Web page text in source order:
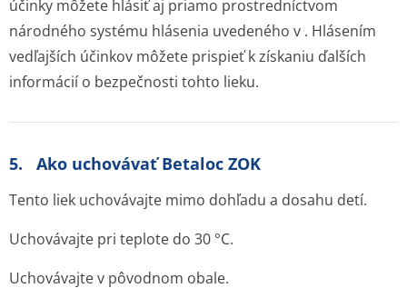
účinky môžete hlásiť aj priamo prostredníctvom
národného systému hlásenia uvedeného v . Hlásením
vedľajších účinkov môžete prispieť k získaniu ďalších
informácií o bezpečnosti tohto lieku.
5. Ako uchovávať Betaloc ZOK
Tento liek uchovávajte mimo dohľadu a dosahu detí.
Uchovávajte pri teplote do 30 °C.
Uchovávajte v pôvodnom obale.